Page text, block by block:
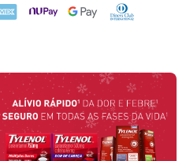
NuPay Google PayDiners Club